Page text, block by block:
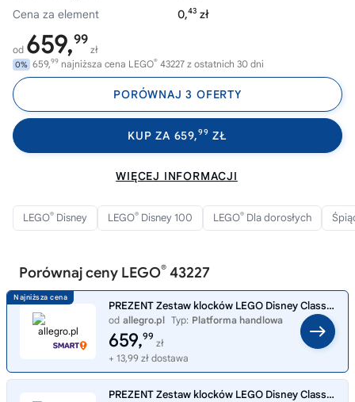
Cena za element
0,43 zł
od 659,99
zł
0% 659,99 najniższa cena LEGO® 43227 z ostatnich 30 dni
PORÓWNAJ 3 OFERTY
KUP ZA 659,99 ZŁ
WIĘCEJ INFORMACJI
LEGO® Disney LEGO® Disney 100 LEGO® Dla dorosłych
Porównaj ceny LEGO® 43227
PREZENT Zestaw klocków LEGO Disney Classic Ikony złoczyńców 43227
od allegro.pl Typ: Platforma handlowa
659,99
zł
+ 13,99 zł dostawa
PREZENT Zestaw klocków LEGO Disney Classic Ikony złoczyńców 43227